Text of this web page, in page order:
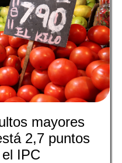
mayores
2,7 puntos
IPC